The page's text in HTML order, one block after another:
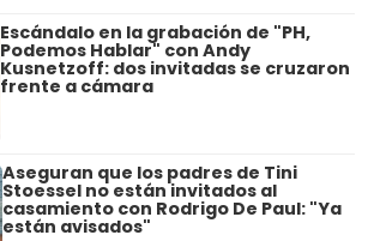
Escándalo en la grabación de "PH,
Podemos Hablar" con Andy
Kusnetzoff: dos invitadas se cruzaron
frente a cámara
Aseguran que los padres de Tini
Stoessel no están invitados al
casamiento con Rodrigo De Paul: "Ya
están avisados"